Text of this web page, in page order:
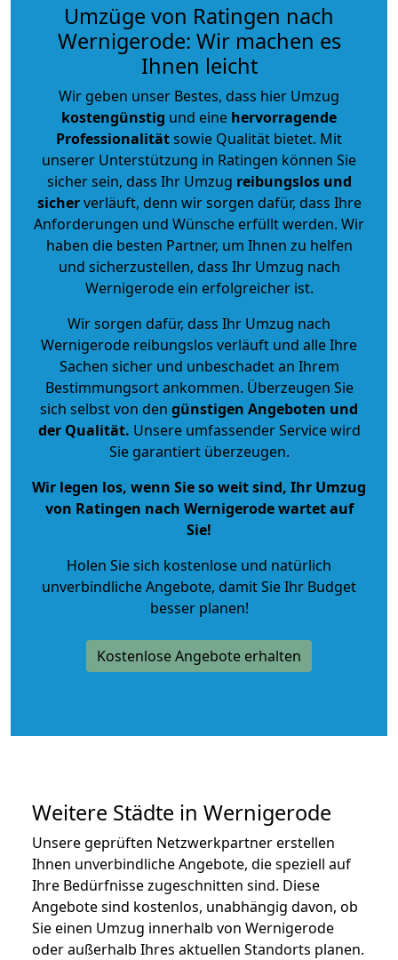
Umzüge von Ratingen nach
Wernigerode: Wir machen es
Ihnen leicht
Wir geben unser Bestes, dass hier Umzug
kostengünstig und eine hervorragende
Professionalitätsowie Qualität bietet. Mit
unserer Unterstützung in Ratingen können Sie
sicher sein, dass Ihr Umzug reibungslos und
sicherverläuft, denn wir sorgen dafür, dass Ihre
Anforderungen und Wünsche erfüllt werden. Wir
haben die besten Partner, um Ihnen zu helfen
und sicherzustellen, dass Ihr Umzug nach
Wernigerode ein erfolgreicher ist.
Wir sorgen dafür, dass Ihr Umzug nach
Wernigerode reibungslos verläuft und alle Ihre
Sachen sicher und unbeschadet an Ihrem
Bestimmungsort ankommen. Überzeugen Sie
sich selbst von den günstigen Angeboten und
der Qualität. Unsere umfassender Service wird
Sie garantiert überzeugen.
Wir legen los, wenn Sie so weit sind, Ihr Umzug
von Ratingen nach Wernigerode wartet auf
Sie!
Holen Sie sich kostenlose und natürlich
unverbindliche Angebote, damit Sie Ihr Budget
besser planen!
Kostenlose Angebote erhalten
Weitere Städte in Wernigerode
Unsere geprüften Netzwerkpartner erstellen
Ihnen unverbindliche Angebote, die speziell auf
Ihre Bedürfnisse zugeschnitten sind. Diese
Angebote sind kostenlos, unabhängig davon, ob
Sie einen Umzug innerhalb von Wernigerode
oder außerhalb Ihres aktuellen Standorts planen.